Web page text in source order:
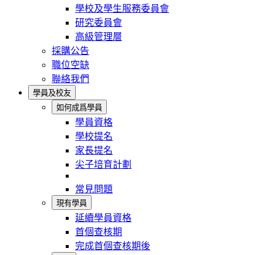
學校及學生服務委員會
研究委員會
高級管理層
採購公告
職位空缺
聯絡我們
學員及校友
如何成爲學員
學員資格
學校提名
家長提名
尖子培育計劃
常見問題
現有學員
延續學員資格
首個查核期
完成首個查核期後